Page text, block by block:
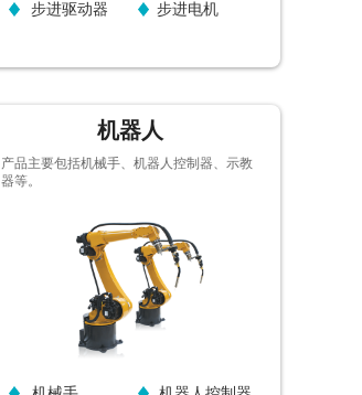
步进驱动器 步进电机
机器人
产品主要包括机械手、机器人控制器、示教
器等。
按钮文本